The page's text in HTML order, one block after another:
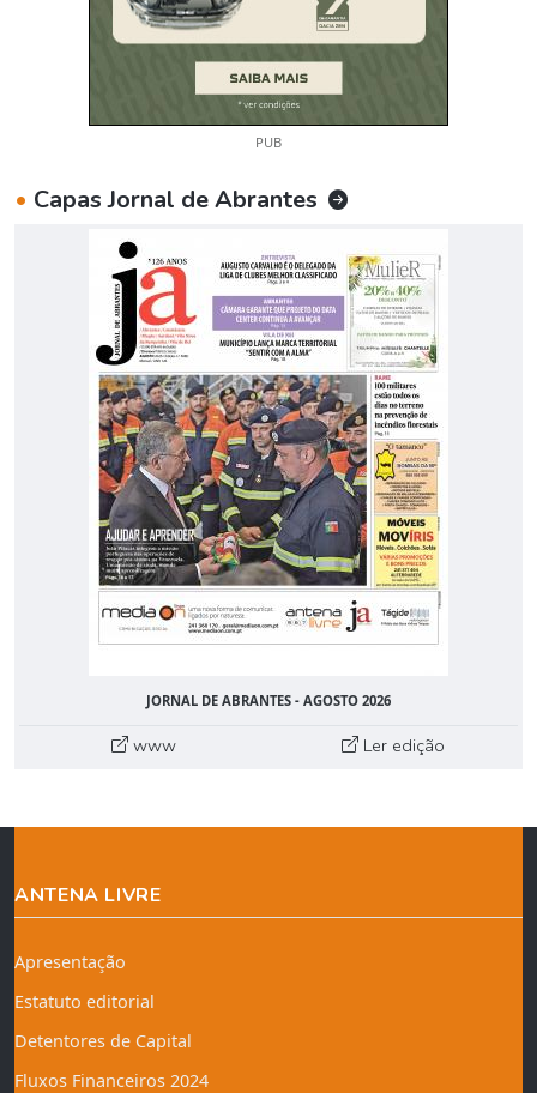
PUB
• Capas Jornal de Abrantes
JORNAL DE ABRANTES - AGOSTO 2026
www Ler edição
ANTENA LIVRE
Apresentação
Estatuto editorial
Detentores de Capital
Fluxos Financeiros 2024